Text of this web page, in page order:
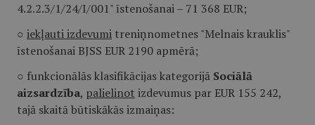
4.2.2.3/1/24/I/001" īstenošanai – 71 368 EUR;
○ iekļauti izdevumi treniņnometnes "Melnais krauklis"
īstenošanai BJSS EUR 2190 apmērā;
○ funkcionālās klasifikācijas kategorijā Sociālā
aizsardzība, palielinot izdevumus par EUR 155 242,
tajā skaitā būtiskākās izmaiņas: